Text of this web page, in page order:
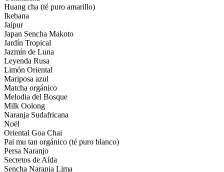
Huang cha (té puro amarillo)
Ikebana
Jaipur
Japan Sencha Makoto
Jardín Tropical
Jazmín de Luna
Leyenda Rusa
Limón Oriental
Mariposa azul
Matcha orgánico
Melodia del Bosque
Milk Oolong
Naranja Sudafricana
Noël
Oriental Goa Chai
Pai mu tan orgánico (té puro blanco)
Persa Naranjo
Secretos de Aída
Sencha Naranja Lima